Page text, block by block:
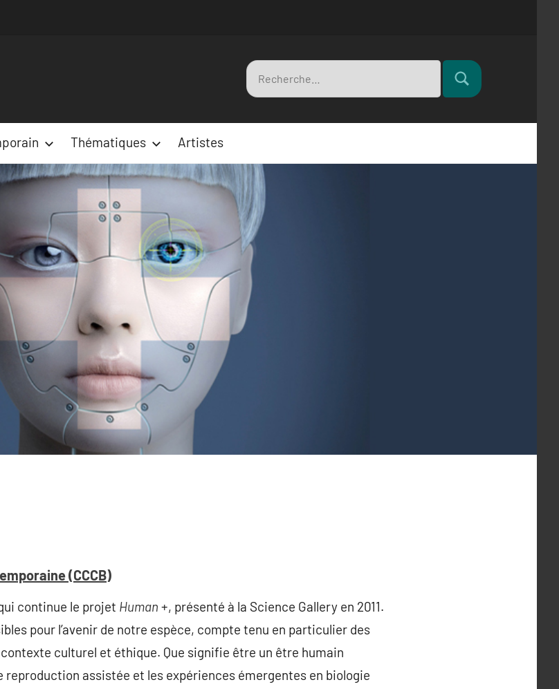
Recherche
pour
Rechercher
Thématiques Artistes
(CCCB)
continue le projet Human +, présenté à la Science Gallery en 2011.
pour l’avenir de notre espèce, compte tenu en particulier des
culturel et éthique. Que signifie être un être humain
reproduction assistée et les expériences émergentes en biologie